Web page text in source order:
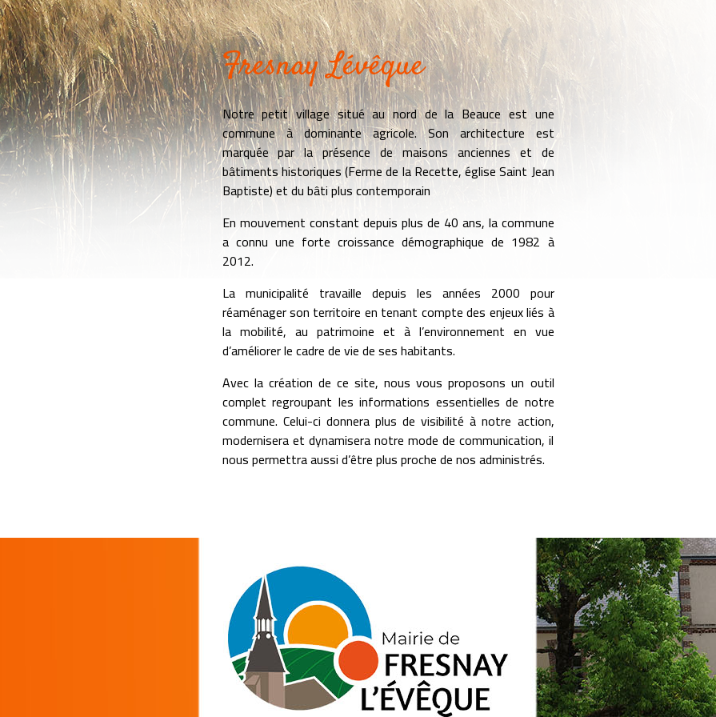
Fresnay Lévêque
Notre petit village situé au nord de la Beauce est une
commune à dominante agricole. Son architecture est
marquée par la présence de maisons anciennes et de
bâtiments historiques (Ferme de la Recette, église Saint Jean
Baptiste) et du bâti plus contemporain
En mouvement constant depuis plus de 40 ans, la commune
a connu une forte croissance démographique de 1982 à
2012.
La municipalité travaille depuis les années 2000 pour
réaménager son territoire en tenant compte des enjeux liés à
la mobilité, au patrimoine et à l’environnement en vue
d’améliorer le cadre de vie de ses habitants.
Avec la création de ce site, nous vous proposons un outil
complet regroupant les informations essentielles de notre
commune. Celui-ci donnera plus de visibilité à notre action,
modernisera et dynamisera notre mode de communication, il
nous permettra aussi d’être plus proche de nos administrés.